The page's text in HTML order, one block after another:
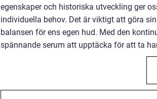
egenskaper och historiska utveckling ger
individuella behov. Det är viktigt att göra
balansen för ens egen hud. Med den
spännande serum att upptäcka för att ta